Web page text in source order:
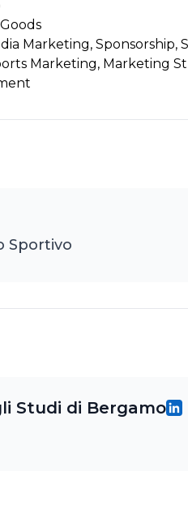
Marketing, Sponsorship,
Marketing, Marketing
Sportivo
Studi di Bergamo